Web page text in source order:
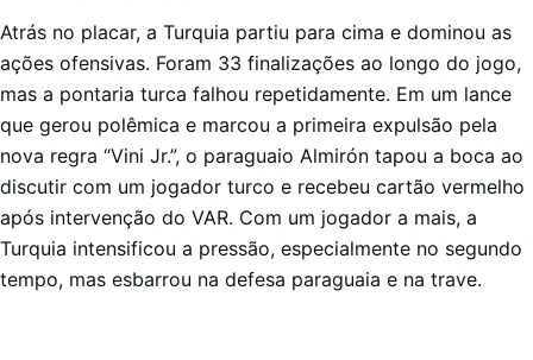
Atrás no placar, a Turquia partiu para cima e dominou as
ações ofensivas. Foram 33 finalizações ao longo do jogo,
mas a pontaria turca falhou repetidamente. Em um lance
que gerou polêmica e marcou a primeira expulsão pela
nova regra “Vini Jr.”, o paraguaio Almirón tapou a boca ao
discutir com um jogador turco e recebeu cartão vermelho
após intervenção do VAR. Com um jogador a mais, a
Turquia intensificou a pressão, especialmente no segundo
tempo, mas esbarrou na defesa paraguaia e na trave.